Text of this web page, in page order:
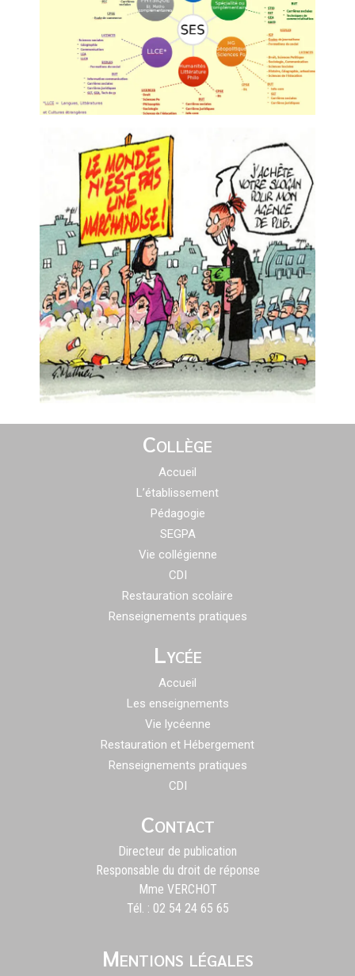
Collège
Accueil
L’établissement
Pédagogie
SEGPA
Vie collégienne
CDI
Restauration scolaire
Renseignements pratiques
Lycée
Accueil
Les enseignements
Vie lycéenne
Restauration et Hébergement
Renseignements pratiques
CDI
Contact
Directeur de publication
Responsable du droit de réponse
Mme VERCHOT
Tél. : 02 54 24 65 65
Mentions légales